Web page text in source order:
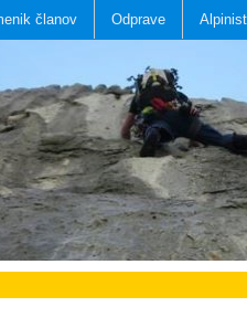
članov Odprave